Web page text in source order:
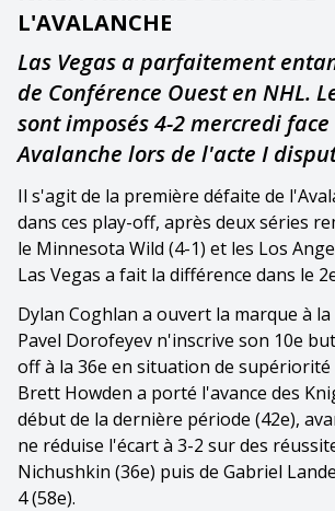
L'AVALANCHE
Las Vegas a parfaitement
de Conférence Ouest en NHL.
sont imposés 4-2 mercredi
Avalanche lors de l'acte I
Il s'agit de la première défaite de
dans ces play-off, après deux séries
le Minnesota Wild (4-1) et les Los
Las Vegas a fait la différence dans le
Dylan Coghlan a ouvert la marque à
Pavel Dorofeyev n'inscrive son 10e
off à la 36e en situation de supériorité
Brett Howden a porté l'avance des
début de la dernière période (42e),
ne réduise l'écart à 3-2 sur des
Nichushkin (36e) puis de Gabriel
4 (58e).